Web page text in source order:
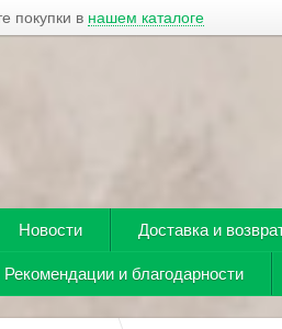
покупки в нашем каталоге
Новости Доставка и
Рекомендации и благодарности